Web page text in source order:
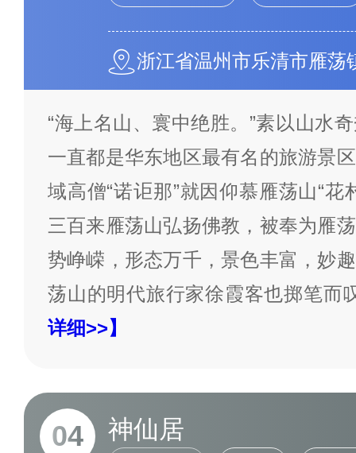
浙江省温州市乐清市雁荡
“海上名山、寰中绝胜。”素以山水
一直都是华东地区最有名的旅游景
域高僧“诺讵那”就因仰慕雁荡山“花
三百来雁荡山弘扬佛教，被奉为雁
势峥嵘，形态万千，景色丰富，妙
荡山的明代旅行家徐霞客也掷笔而
详细>>】
04 神仙居